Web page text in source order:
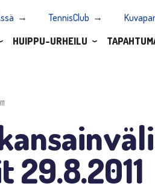
TennisClub
HUIPPU-URHEILU